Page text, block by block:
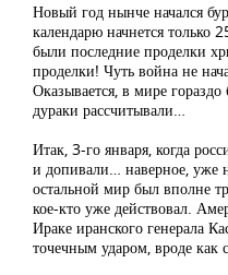
Новый год нынче начался
календарю начнется только
были последние проделки
проделки! Чуть война не
Оказывается, в мире
дураки рассчитывали…
Итак, 3-го января, когда
и допивали… наверное,
остальной мир был вполне
кое-кто уже действовал.
Ираке иранского генерала
точечным ударом, вроде